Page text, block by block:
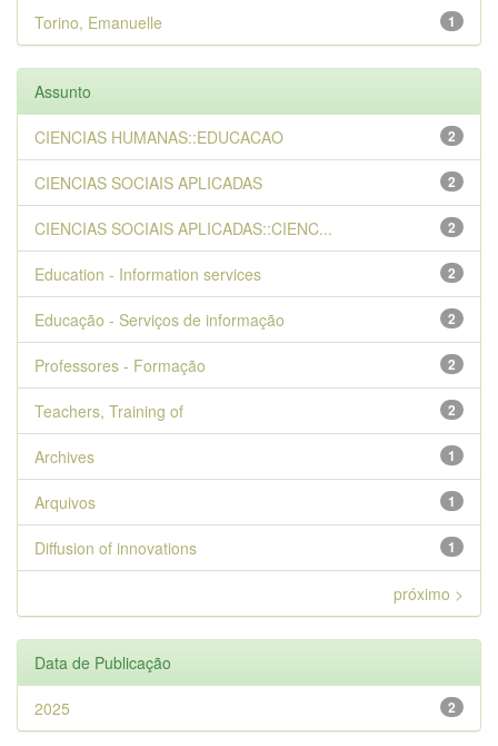
1
Torino, Emanuelle
Assunto
2
CIENCIAS HUMANAS::EDUCACAO
2
CIENCIAS SOCIAIS APLICADAS
2
CIENCIAS SOCIAIS APLICADAS::CIENC...
2
Education - Information services
2
Educação - Serviços de informação
2
Professores - Formação
2
Teachers, Training of
1
Archives
1
Arquivos
1
Diffusion of innovations
próximo >
Data de Publicação
2
2025